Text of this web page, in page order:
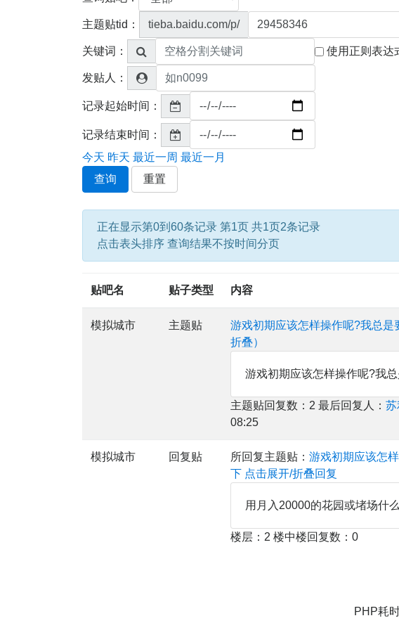
主题贴tid： tieba.baidu.com/p/
关键词： 使用正则表达
发贴人：
记录起始时间：
记录结束时间：
今天 昨天 最近一周 最近一月
查询
重置
正在显示第0到60条记录 第1页 共1页2条记录
点击表头排序 查询结果不按时间分页
贴吧名 贴子类型 内容
模拟城市 主题贴
游戏初期应该怎样操作呢?我总
折叠）
游戏初期应该怎样操作呢?我
主题贴回复数：2 最后回复人： 苏
08:25
模拟城市 回复贴 所回复主题贴： 游戏初期应该怎
下 点击展开/折叠回复
用月入20000的花园或堵场什
楼层：2 楼中楼回复数：0
PHP耗